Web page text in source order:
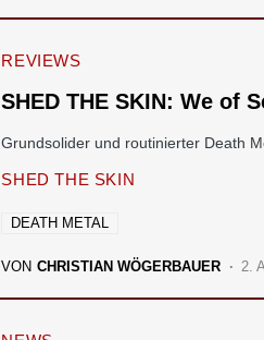
REVIEWS
SHED THE SKIN: We of
Grundsolider und routinierter Death
SHED THE SKIN
DEATH METAL
VON CHRISTIAN WÖGERBAUER 2.